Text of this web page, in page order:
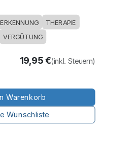
THERAPIE
VERGÜTUNG
Warenkorb
Wunschliste
19,95€(inkl. Steuern)